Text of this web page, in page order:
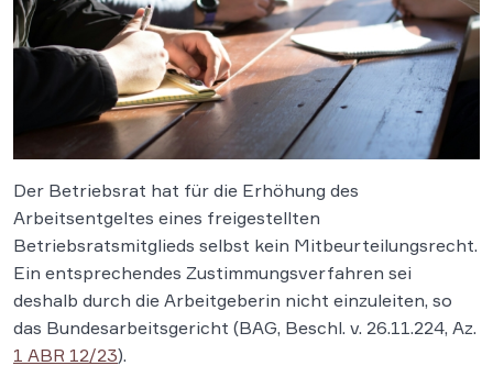
Der Betriebsrat hat für die Erhöhung des
Arbeitsentgeltes eines freigestellten
Betriebsratsmitglieds selbst kein Mitbeurteilungsrecht.
Ein entsprechendes Zustimmungsverfahren sei
deshalb durch die Arbeitgeberin nicht einzuleiten, so
das Bundesarbeitsgericht (BAG, Beschl. v. 26.11.224, Az.
1 ABR 12/23).